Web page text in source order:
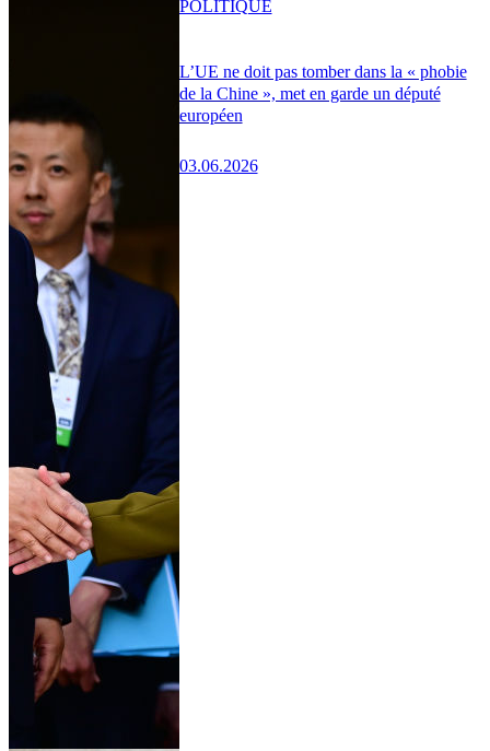
L’UE ne doit pas tomber dans la « phobie
de la Chine », met en garde un député
européen
03.06.2026
POLITIQUE